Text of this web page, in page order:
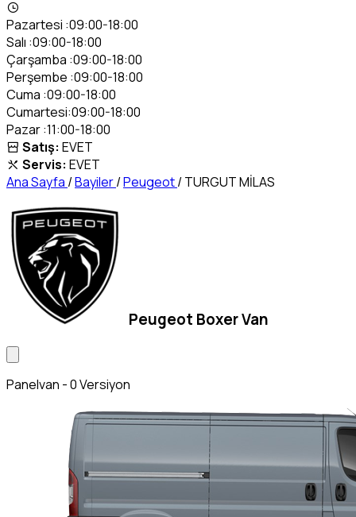
Pazartesi :09:00-18:00
Salı :09:00-18:00
Çarşamba :09:00-18:00
Perşembe :09:00-18:00
Cuma :09:00-18:00
Cumartesi:09:00-18:00
Pazar :11:00-18:00
Satış: EVET
Servis: EVET
Ana Sayfa /Bayiler/Peugeot/TURGUT MİLAS
Peugeot Boxer Van
Panelvan - 0 Versiyon